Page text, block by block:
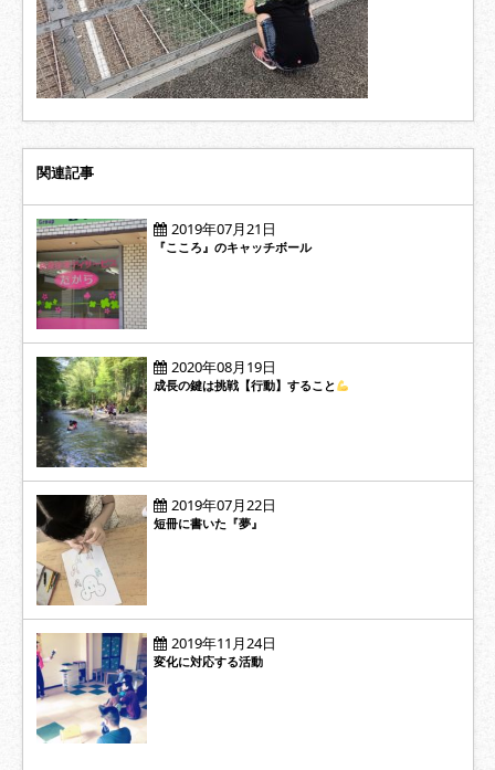
関連記事
2019年07月21日
『こころ』のキャッチボール
2020年08月19日
成長の鍵は挑戦【行動】すること
2019年07月22日
短冊に書いた『夢』
2019年11月24日
変化に対応する活動